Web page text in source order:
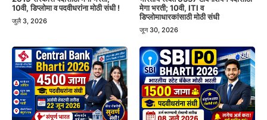
10वी, डिप्लोमा व पदवीधरांना मोठी संधी !
जुलै 3, 2026
मेगा भरती; 10वी, ITI व
डिप्लोमाधारकांसाठी मोठी संधी
जून 30, 2026